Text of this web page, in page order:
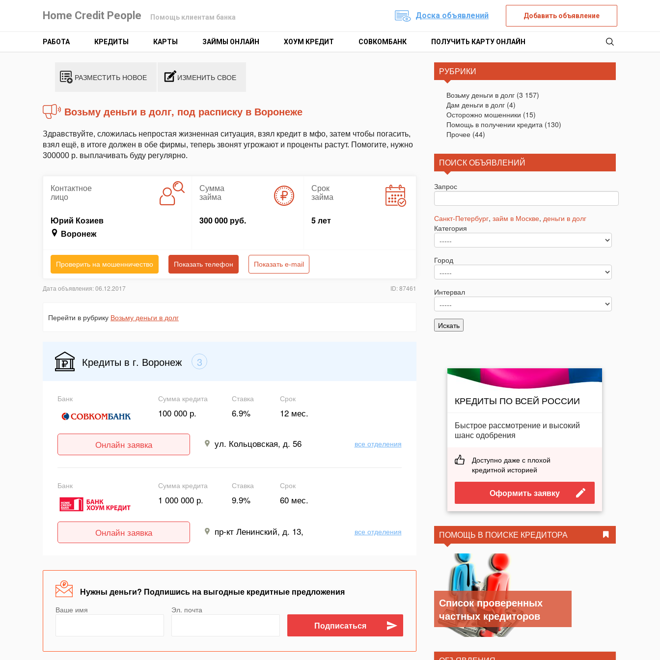
Home Credit People Помощь клиентам банка Доска объявлений Добавить объявление
РАБОТА КРЕДИТЫ КАРТЫ ЗАЙМЫ ОНЛАЙН ХОУМ КРЕДИТ СОВКОМБАНК ПОЛУЧИТЬ КАРТУ ОНЛАЙН
РАЗМЕСТИТЬ НОВОЕ ИЗМЕНИТЬ СВОЕ
возьму деньги в долг, под расписку в Воронеже
Здравствуйте, сложилась непростая жизненная ситуация, взял кредит в мфо, затем чтобы погасить,
взял ещё, в итоге должен в обе фирмы, теперь звонят угрожают и проценты растут. Помогите, нужно
300000 р. выплачивать буду регулярно.
Контактное
лицо
Юрий Козиев
Воронеж
Сумма
займа
300 000 руб.
Срок
займа
5 лет
Проверить на мошенничество Показать телефон Показать e-mail
Дата объявления: 06.12.2017 ID: 87461
Перейти в рубрику Возьму деньги в долг
Кредиты в г. Воронеж 3
Банк Сумма кредита
100 000 р.
Ставка
6.9%
Срок
12 мес.
Онлайн заявка ул. Кольцовская, д. 56 все отделения
Банк Сумма кредита
1 000 000 р.
Ставка
9.9%
Срок
60 мес.
Онлайн заявка пр-кт Ленинский, д. 13, все отделения
Нужны деньги? Подпишись на выгодные кредитные предложения
Ваше имя Эл. почта
РУБРИКИ
Возьму деньги в долг(3 157)
Дам деньги в долг(4)
Осторожно мошенники (15)
Помощь в получении кредита(130)
Прочее(44)
ПОИСК ОБЪЯВЛЕНИЙ
Запрос
Санкт-Петербург, займ в Москве, деньги в долг
Категория
Город
Интервал
КРЕДИТЫ ПО ВСЕЙ РОССИИ
Быстрое рассмотрение и высокий
шанс одобрения
Доступно даже с плохой
кредитной историей
Оформить заявку
ПОМОЩЬ В ПОИСКЕ КРЕДИТОРА
Список проверенных
частных кредиторов